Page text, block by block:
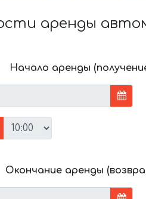
аренды
Начало аренды
Окончание аренды